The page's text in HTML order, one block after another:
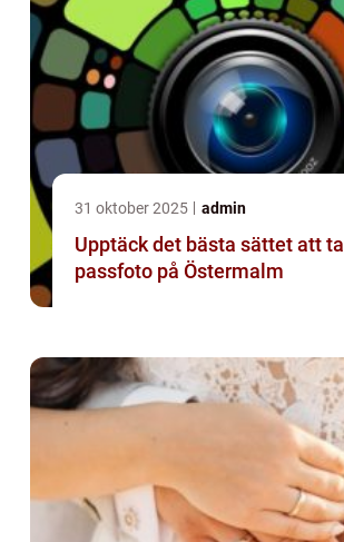
31 oktober 2025 admin
Upptäck det bästa sättet att ta
passfoto på Östermalm